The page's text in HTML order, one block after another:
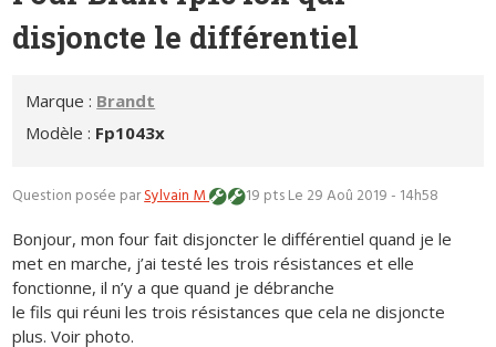
disjoncte le différentiel
Marque : Brandt
Modèle : Fp1043x
Question posée parSylvain M 19 ptsLe 29 Aoû 2019 - 14h58
Bonjour, mon four fait disjoncter le différentiel quand je le
met en marche, j’ai testé les trois résistances et elle
fonctionne, il n’y a que quand je débranche
le fils qui réuni les trois résistances que cela ne disjoncte
plus. Voir photo.